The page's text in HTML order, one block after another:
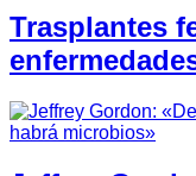
Trasplantes